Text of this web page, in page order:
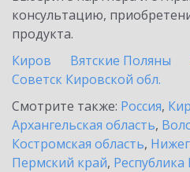
консультацию,
продукта.
Киров
Вятские Поляны
Советск Кировской обл.
Смотрите также: Россия,
Архангельская область,
Костромская область,
Пермский край,